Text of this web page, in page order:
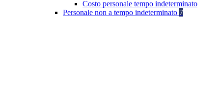
Costo personale tempo indeterminato
Personale non a tempo indeterminato 7